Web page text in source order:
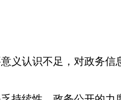
义认识不足，对政务信